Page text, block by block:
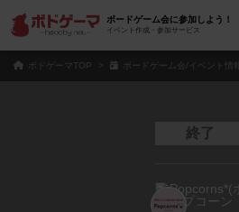
ボードゲーム会に参加しよう！
イベント作成・参加サービス
ボドゲーマTOP ボードゲーム会/イベント情報
終了